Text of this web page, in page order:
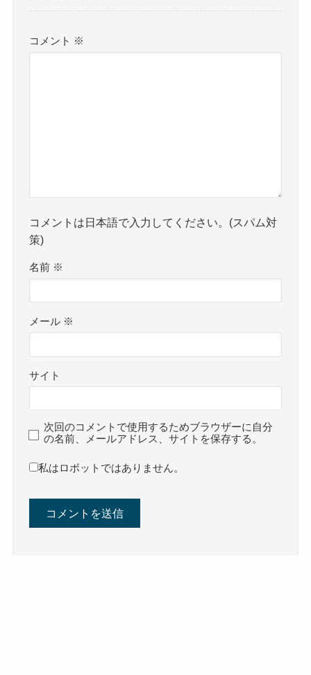
コメント ※
コメントは日本語で入力してください。(スパム対
策)
名前 ※
メール ※
サイト
次回のコメントで使用するためブラウザーに自分
の名前、メールアドレス、サイトを保存する。
私はロボットではありません。